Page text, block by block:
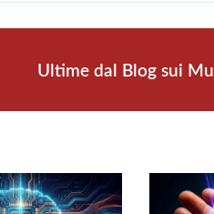
Ultime dal Blog sui